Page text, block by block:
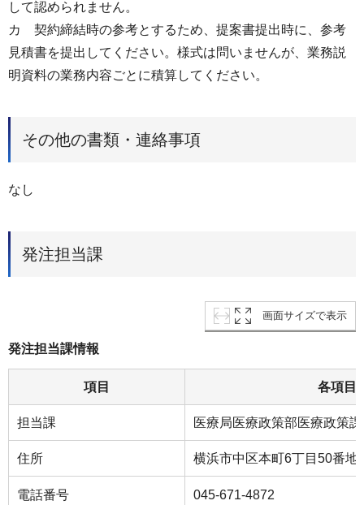
して認められません。
カ 契約締結時の参考とするため、提案書提出時に、参考
見積書を提出してください。様式は問いませんが、業務説
明資料の業務内容ごとに積算してください。
その他の書類・連絡事項
なし
発注担当課
画面サイズで表示
発注担当課情報
項目 各項目
担当課 医療局医療政策部医療政策課
住所 横浜市中区本町6丁目50番地
電話番号 045-671-4872